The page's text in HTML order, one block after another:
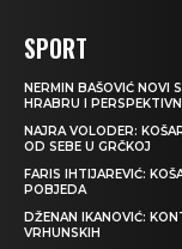
SPORT
NERMIN BAŠOVIĆ NOVI
HRABRU I
NAJRA VOLODER:
OD SEBE U GRČKOJ
FARIS IHTIJAREVIĆ:
POBJEDA
DŽENAN IKANOVIĆ:
VRHUNSKIH